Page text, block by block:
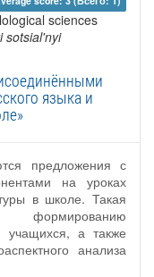
sciences
sotsial'nyi
языка и
предложения с
на уроках
в школе. Такая
формированию
учащихся, а также
анализа